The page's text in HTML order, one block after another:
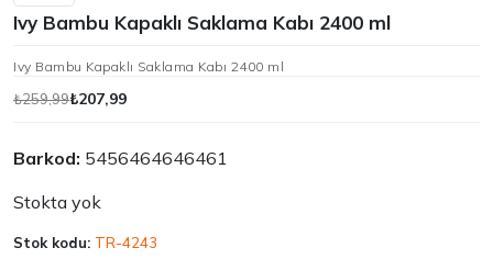
Ivy Bambu Kapaklı Saklama Kabı 2400 ml
Ivy Bambu Kapaklı Saklama Kabı 2400 ml
₺259,99
Orijinal
₺259,99.
₺207,99
Şu
fiyat:
₺207,99.
Barkod: 5456464646461
Stokta yok
Stok kodu: TR-4243